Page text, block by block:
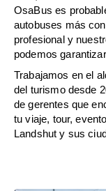
OsaBus es
autobuses más
profesional y
podemos
Trabajamos en el
del turismo desde
de gerentes que
tu viaje, tour,
Landshut y sus